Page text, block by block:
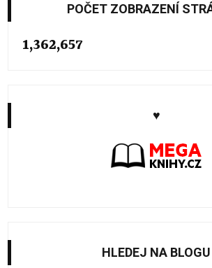
POČET ZOBRAZENÍ
1,362,657
♥
HLEDEJ NA BLOGU